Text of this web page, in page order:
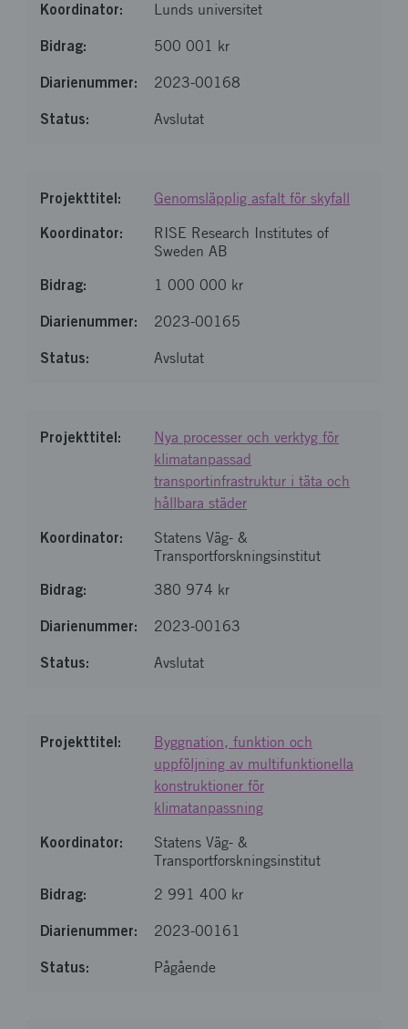
Lunds universitet
500 001 kr
2023-00168
Avslutat
Genomsläpplig asfalt för skyfall
RISE Research Institutes of
Sweden AB
1 000 000 kr
2023-00165
Avslutat
Nya processer och verktyg för
klimatanpassad
transportinfrastruktur i täta och
hållbara städer
Statens Väg- &
Transportforskningsinstitut
380 974 kr
2023-00163
Avslutat
Byggnation, funktion och
uppföljning av multifunktionella
konstruktioner för
klimatanpassning
Statens Väg- &
Transportforskningsinstitut
2 991 400 kr
2023-00161
Pågående